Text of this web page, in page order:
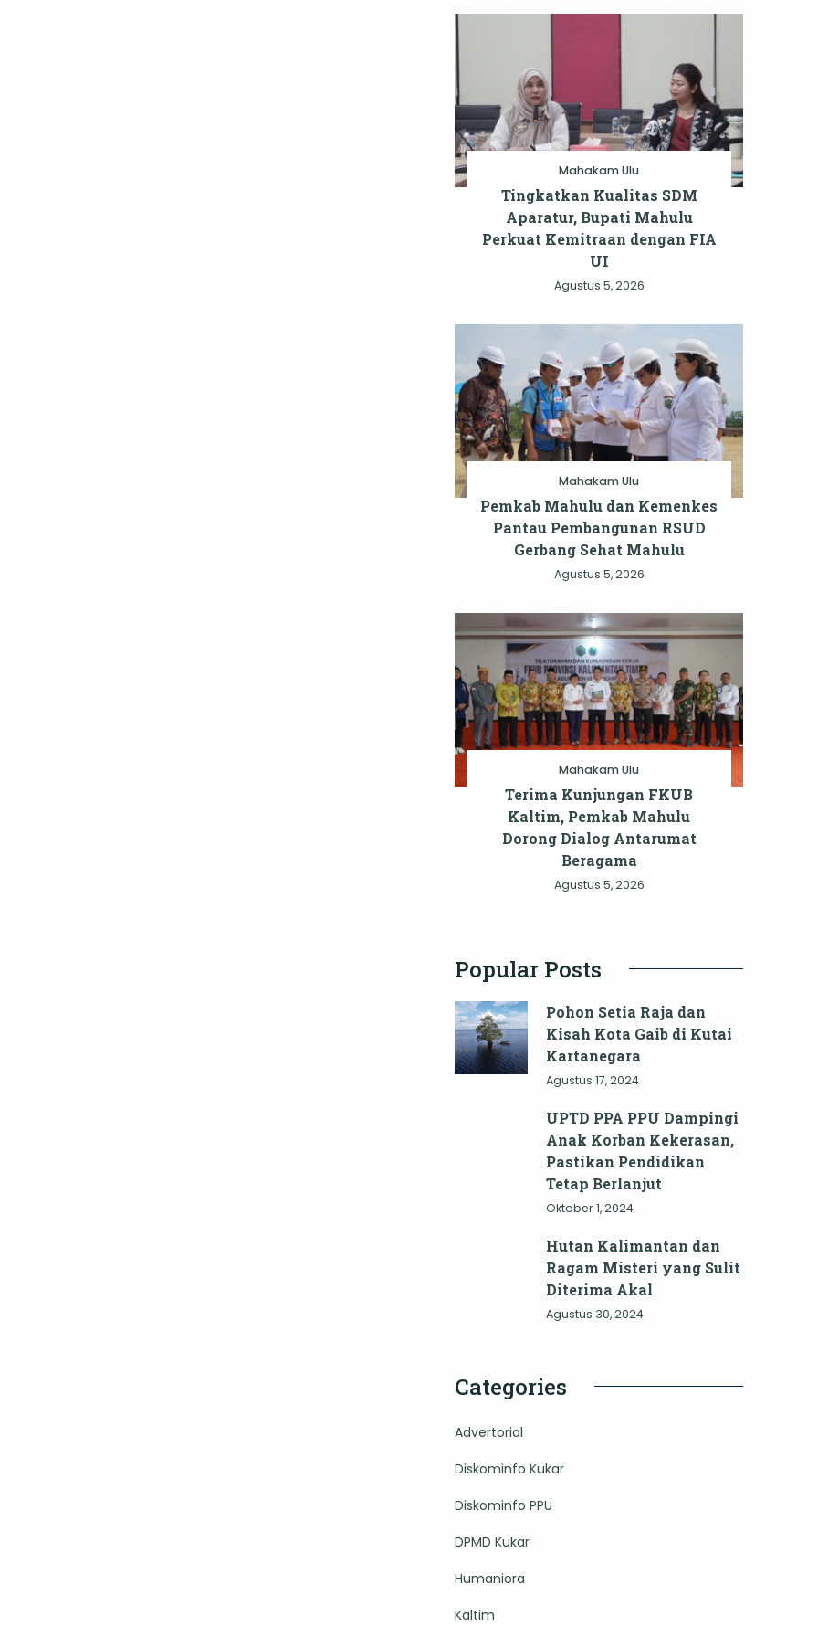
Mahakam Ulu
Tingkatkan Kualitas SDM
Aparatur, Bupati Mahulu
Perkuat Kemitraan dengan FIA
UI
Agustus 5, 2026
Mahakam Ulu
Pemkab Mahulu dan Kemenkes
Pantau Pembangunan RSUD
Gerbang Sehat Mahulu
Agustus 5, 2026
Mahakam Ulu
Terima Kunjungan FKUB
Kaltim, Pemkab Mahulu
Dorong Dialog Antarumat
Beragama
Agustus 5, 2026
Popular Posts
Pohon Setia Raja dan
Kisah Kota Gaib di Kutai
Kartanegara
Agustus 17, 2024
UPTD PPA PPU Dampingi
Anak Korban Kekerasan,
Pastikan Pendidikan
Tetap Berlanjut
Oktober 1, 2024
Hutan Kalimantan dan
Ragam Misteri yang Sulit
Diterima Akal
Agustus 30, 2024
Categories
Advertorial
Diskominfo Kukar
Diskominfo PPU
DPMD Kukar
Humaniora
Kaltim